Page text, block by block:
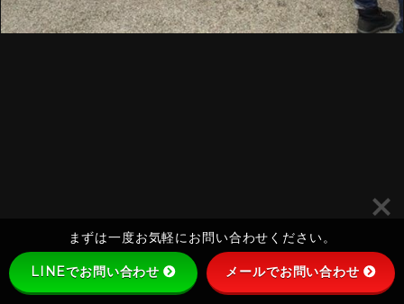
まずは一度お気軽にお問い合わせください。
LINEでお問い合わせ メールでお問い合わせ